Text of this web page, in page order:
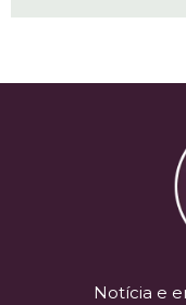
Notícia e